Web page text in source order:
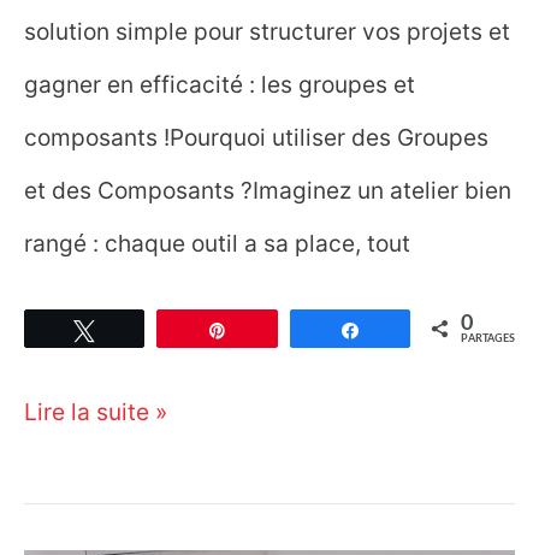
solution simple pour structurer vos projets et
gagner en efficacité : les groupes et
composants !Pourquoi utiliser des Groupes
et des Composants ?Imaginez un atelier bien
rangé : chaque outil a sa place, tout
Partagez 0
PARTAGES
Sketchup
Lire la suite »